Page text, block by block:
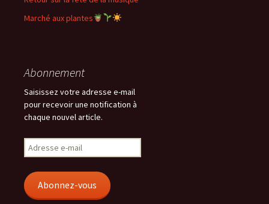
Marché aux plantes
Abonnement
Saisissez votre adresse e-mail
pour recevoir une notification à
chaque nouvel article.
Adresse
e-
Abonnez-vous